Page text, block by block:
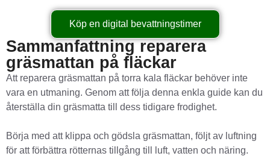
Köp en digital bevattningstimer
Sammanfattning reparera
gräsmattan på fläckar
Att reparera gräsmattan på torra kala fläckar behöver inte
vara en utmaning. Genom att följa denna enkla guide kan du
återställa din gräsmatta till dess tidigare frodighet.
Börja med att klippa och gödsla gräsmattan, följt av luftning
för att förbättra rötternas tillgång till luft, vatten och näring.